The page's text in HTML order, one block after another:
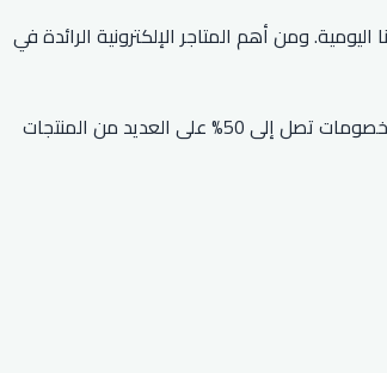
ومن أهم المتاجر الإلكترونية الرائدة في
يعد متجر اكسترا من أفضل المتاجر في توفير العروض والخصومات على المنتجات الإلكترونية الفاخرة والمنتجات المنزلية وغيرها من الأدوات الضرورية، حيث يقدم خصومات تصل إلى 50% على العديد من المنتجات